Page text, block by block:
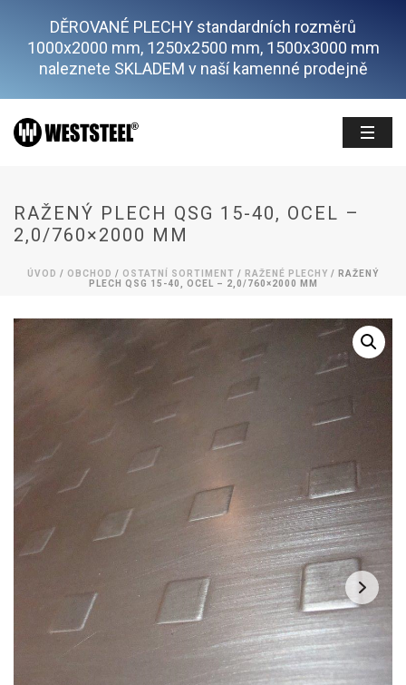
DĚROVANÉ PLECHY standardních rozměrů
1000x2000 mm, 1250x2500 mm, 1500x3000 mm
naleznete SKLADEM v naší kamenné prodejně
RAŽENÝ PLECH QSG 15-40, OCEL –
2,0/760×2000 MM
ÚVOD / OBCHOD / OSTATNÍ SORTIMENT / RAŽENÉ PLECHY / RAŽENÝ
PLECH QSG 15-40, OCEL – 2,0/760×2000 MM